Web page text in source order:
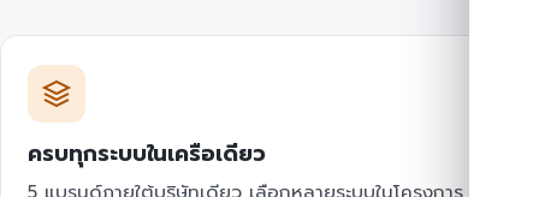
ครบทุกระบบในเครือเดียว
5 แบรนด์ภายใต้บริษัทเดียว เลือกหลายระบบในโครงการ